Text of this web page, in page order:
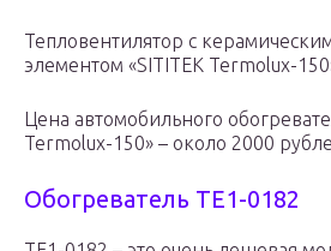
Тепловентилятор с
элементом «SITITEK Termolux-
Цена автомобильного
Termolux-150» – около 2000
Обогреватель TE1-0182